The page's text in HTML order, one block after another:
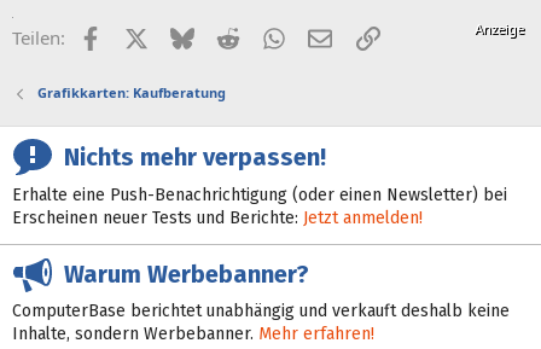
Teilen: FacebookX (Twitter)
BlueskyRedditWhatsApp
E-MailLink
Grafikkarten: Kaufberatung
Nichts mehr verpassen!
Erhalte eine Push-Benachrichtigung (oder einen Newsletter) bei
Erscheinen neuer Tests und Berichte: Jetzt anmelden!
Warum Werbebanner?
ComputerBase berichtet unabhängig und verkauft deshalb keine
Inhalte, sondern Werbebanner. Mehr erfahren!